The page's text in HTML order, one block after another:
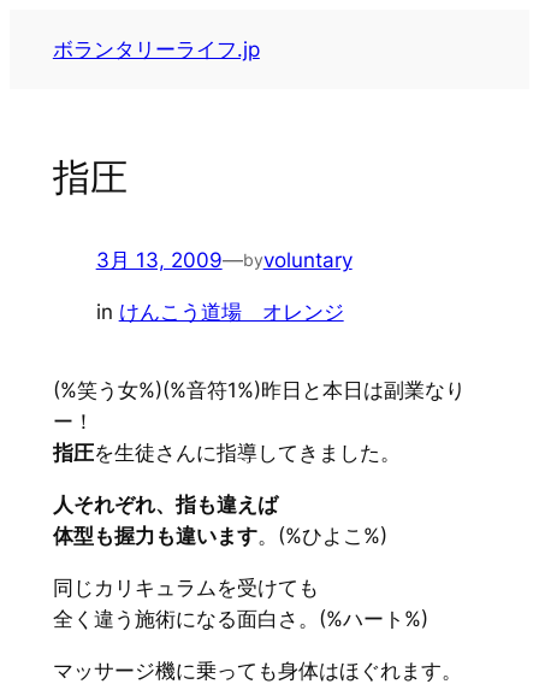
ボランタリーライフ.jp
指圧
3月 13, 2009—byvoluntary
in けんこう道場 オレンジ
(%笑う女%)(%音符1%)昨日と本日は副業なり
ー！
指圧を生徒さんに指導してきました。
人それぞれ、指も違えば
体型も握力も違います。(%ひよこ%)
同じカリキュラムを受けても
全く違う施術になる面白さ。(%ハート%)
マッサージ機に乗っても身体はほぐれます。